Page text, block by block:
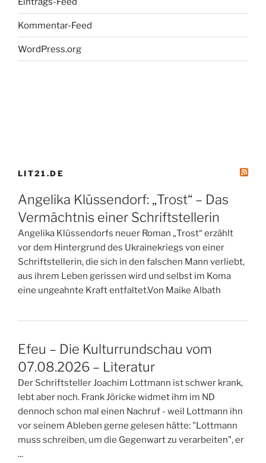
Kommentar-Feed
WordPress.org
LIT21.DE
Angelika Klüssendorf: „Trost“ – Das
Vermächtnis einer Schriftstellerin
Angelika Klüssendorfs neuer Roman „Trost“ erzählt
vor dem Hintergrund des Ukrainekriegs von einer
Schriftstellerin, die sich in den falschen Mann verliebt,
aus ihrem Leben gerissen wird und selbst im Koma
eine ungeahnte Kraft entfaltet.Von Maike Albath
Efeu – Die Kulturrundschau vom
07.08.2026 – Literatur
Der Schriftsteller Joachim Lottmann ist schwer krank,
lebt aber noch. Frank Jöricke widmet ihm im ND
dennoch schon mal einen Nachruf - weil Lottmann ihn
vor seinem Ableben gerne gelesen hätte: "Lottmann
muss schreiben, um die Gegenwart zu verarbeiten", er
...